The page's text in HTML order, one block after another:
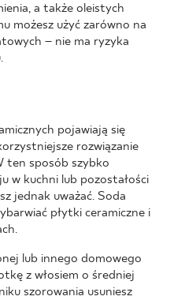
a także oleistych
możesz użyć zarówno na
– nie ma ryzyka
pojawiają się
rozwiązanie
ten sposób szybko
w kuchni lub pozostałości
jednak uważać. Soda
płytki ceramiczne i
lub innego domowego
z włosiem o średniej
szorowania usuniesz